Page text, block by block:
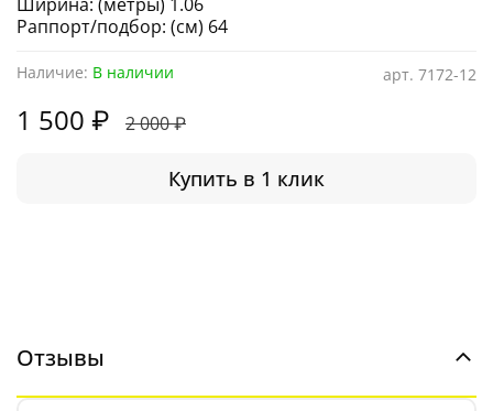
арт. 7172-12
Наличие: В наличии
1 500 ₽ 2 000 ₽
Купить в 1 клик
Ширина: (метры) 1.06
Раппорт/подбор: (см) 64
Отзывы